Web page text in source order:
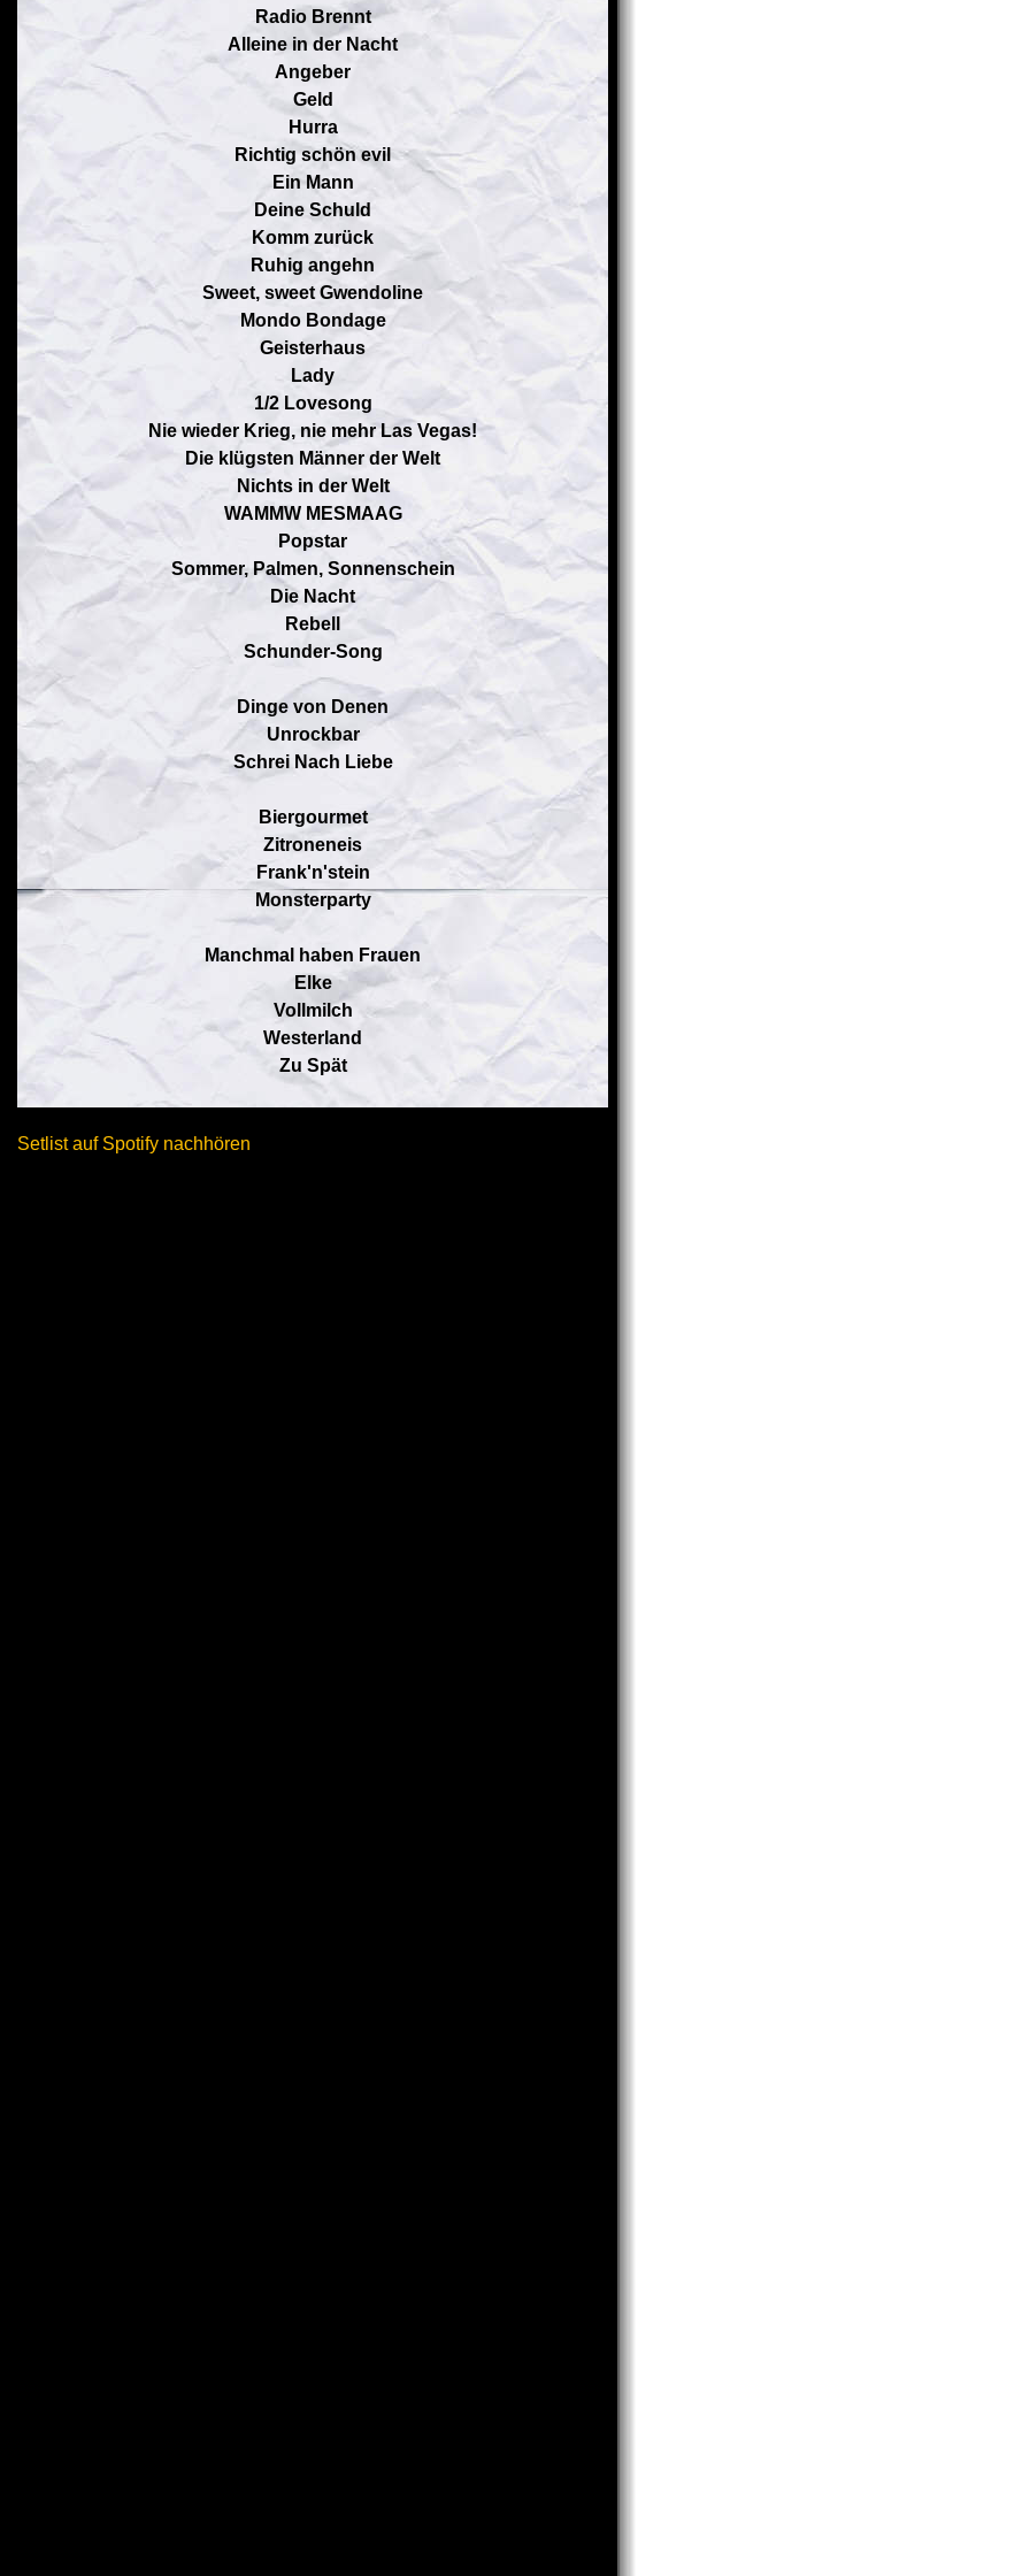
Radio Brennt
Alleine in der Nacht
Angeber
Geld
Hurra
Richtig schön evil
Ein Mann
Deine Schuld
Komm zurück
Ruhig angehn
Sweet, sweet Gwendoline
Mondo Bondage
Geisterhaus
Lady
1/2 Lovesong
Nie wieder Krieg, nie mehr Las Vegas!
Die klügsten Männer der Welt
Nichts in der Welt
WAMMW MESMAAG
Popstar
Sommer, Palmen, Sonnenschein
Die Nacht
Rebell
Schunder-Song
Dinge von Denen
Unrockbar
Schrei Nach Liebe
Biergourmet
Zitroneneis
Frank'n'stein
Monsterparty
Manchmal haben Frauen
Elke
Vollmilch
Westerland
Zu Spät
Setlist auf Spotify nachhören